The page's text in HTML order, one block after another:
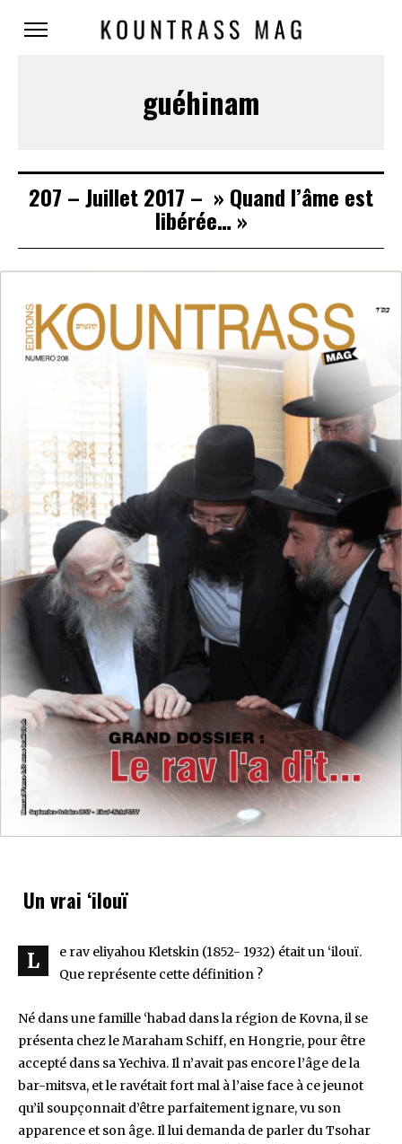
guéhinam
207 – Juillet 2017 – » Quand l’âme est
libérée… »
Un vrai ‘ilouï
L
e rav eliyahou Kletskin (1852- 1932) était un ‘ilouï.
Que représente cette définition ?
Né dans une famille ‘habad dans la région de Kovna, il se
présenta chez le Maraham Schiff, en Hongrie, pour être
accepté dans sa Yechiva. Il n’avait pas encore l’âge de la
bar-mitsva, et le ravétait fort mal à l’aise face à ce jeunot
qu’il soupçonnait d’être parfaitement ignare, vu son
apparence et son âge. Il lui demanda de parler du Tsohar